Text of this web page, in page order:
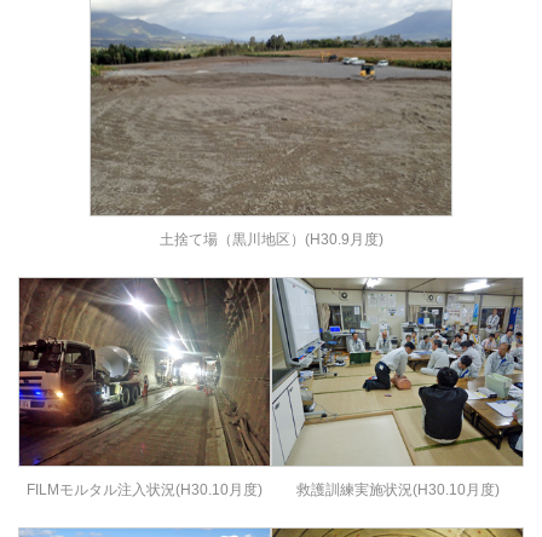
土捨て場（黒川地区）(H30.9月度)
FILMモルタル注入状況(H30.10月度) 救護訓練実施状況(H30.10月度)